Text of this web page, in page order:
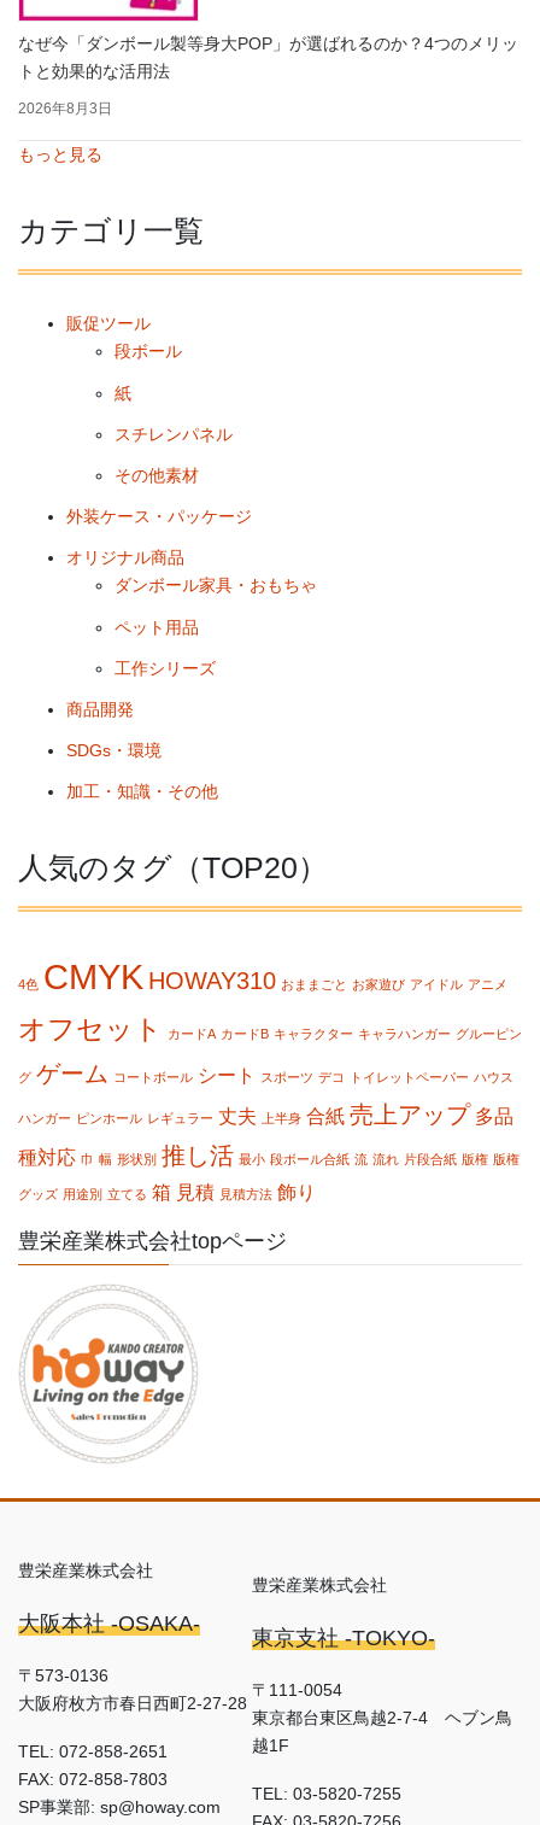
なぜ今「ダンボール製等身大POP」が選ばれるのか？4つのメリッ
トと効果的な活用法
2026年8月3日
もっと見る
カテゴリ一覧
販促ツール
段ボール
紙
スチレンパネル
その他素材
外装ケース・パッケージ
オリジナル商品
ダンボール家具・おもちゃ
ペット用品
工作シリーズ
商品開発
SDGs・環境
加工・知識・その他
人気のタグ（TOP20）
4色 CMYK HOWAY310 おままごと お家遊び アイドル アニメ
オフセット カードA カードB キャラクター キャラハンガー グルーピン
グ ゲーム コートボール シート スポーツ デコ トイレットペーパー ハウス
ハンガー ピンホール レギュラー 丈夫 上半身 合紙 売上アップ 多品
種対応 巾 幅 形状別 推し活 最小 段ボール合紙 流 流れ 片段合紙 版権 版権
グッズ 用途別 立てる 箱 見積 見積方法 飾り
豊栄産業株式会社topページ
豊栄産業株式会社
大阪本社 -OSAKA-
〒573-0136
大阪府枚方市春日西町2-27-28
TEL: 072-858-2651
FAX: 072-858-7803
SP事業部: sp@howay.com
豊栄産業株式会社
東京支社 -TOKYO-
〒111-0054
東京都台東区鳥越2-7-4 ヘブン鳥
越1F
TEL: 03-5820-7255
FAX: 03-5820-7256